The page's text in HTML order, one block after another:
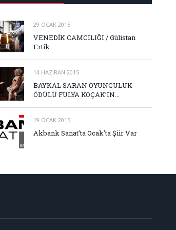
29 OCAK 2015
VENEDİK CAMCILIĞI / Gülistan
Ertik
14 HAZIRAN 2015
BAYKAL SARAN OYUNCULUK
ÖDÜLÜ FULYA KOÇAK’IN…
19 OCAK 2015
Akbank Sanat’ta Ocak’ta Şiir Var